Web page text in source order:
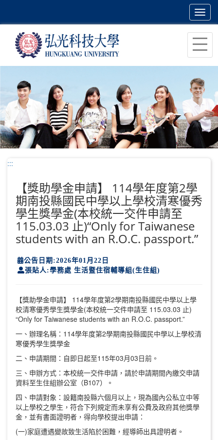
主
容
區
塊
:::
【獎助學金申請】 114學年度第2學
期南投縣國民中學以上學校清寒優秀
學生獎學金(本校統一交件申請至
115.03.03 止)“Only for Taiwanese
students with an R.O.C. passport.”
公告日期:2026年01月22日
張貼人:學務處 生活暨住宿輔導組(生住組)
【獎助學金申請】 114學年度第2學期南投縣國民中學以上學
校清寒優秀學生獎學金(本校統一交件申請至 115.03.03 止)
“Only for Taiwanese students with an R.O.C. passport.”
一、辦理名稱：114學年度第2學期南投縣國民中學以上學校清
寒優秀學生獎學金
二、申請期間：自即日起至115年03月03日前。
三、申辦方式：本校統一交件申請，請於申請期間內繳交申請
資料至生住組辦公室（B107）。
四、申請對象：設籍南投縣六個月以上，現為國內公私立中等
以上學校之學生，符合下列規定而未享有公費及政府其他獎學
金，並有書面證明者，得向學校提出申請：
(一)家庭遭遇變故致生活陷於困難，經導師出具證明者。